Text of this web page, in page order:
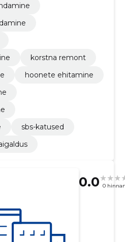
korstna remont
hoonete ehitamine
sbs-katused
0.0 0